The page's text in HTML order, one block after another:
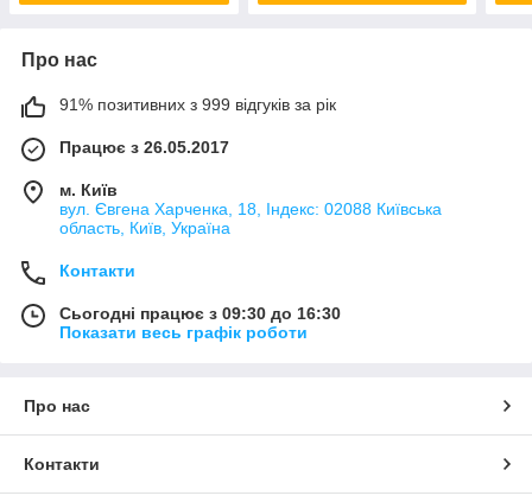
Про нас
91% позитивних з 999 відгуків за рік
Працює з 26.05.2017
м. Київ
вул. Євгена Харченка, 18, Індекс: 02088 Київська
область, Київ, Україна
Контакти
Сьогодні працює з 09:30 до 16:30
Показати весь графік роботи
Про нас
Контакти